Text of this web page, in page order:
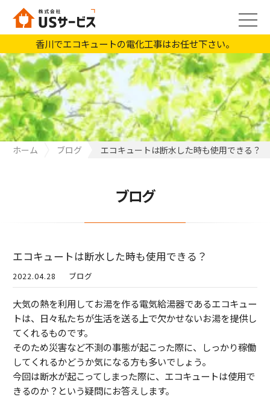
香川でエコキュートの電化工事はお任せ下さい。
ホーム ブログ エコキュートは断水した時も使用できる？
ブログ
エコキュートは断水した時も使用できる？
2022.04.28 ブログ
大気の熱を利用してお湯を作る電気給湯器であるエコキュー
トは、日々私たちが生活を送る上で欠かせないお湯を提供し
てくれるものです。
そのため災害など不測の事態が起こった際に、しっかり稼働
してくれるかどうか気になる方も多いでしょう。
今回は断水が起こってしまった際に、エコキュートは使用で
きるのか？という疑問にお答えします。